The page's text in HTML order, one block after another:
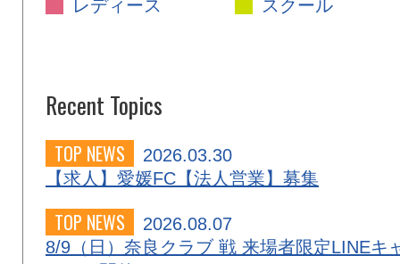
レディース
スクール
Recent Topics
TOP NEWS
2026.03.30
【求人】愛媛FC【法人営業】募集
TOP NEWS
2026.08.07
8/9（日）奈良クラブ 戦 来場者限定LINEキ